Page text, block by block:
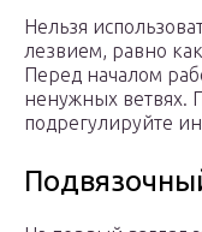
Нельзя
лезвием, равно
Перед началом
ненужных ветвях.
подрегулируйте